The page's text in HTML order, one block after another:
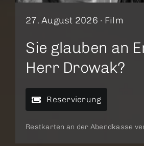
27. August 2026 · Film
Sie glauben an
Herr Drowak?
Reservierung
Restkarten an der Abendkasse